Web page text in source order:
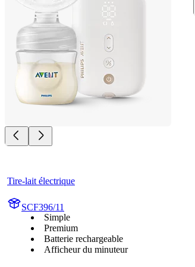
Tire-lait électrique
SCF396/11
Simple
Premium
Batterie rechargeable
Afficheur du minuteur